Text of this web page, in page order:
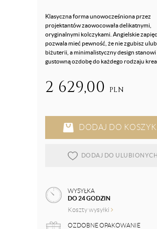
Klasyczna forma unowocześniona przez
projektantów zaowocowała delikatnymi,
oryginalnymi kolczykami. Angielskie
pozwala mieć pewność, że nie zgubisz
biżuterii, a minimalistyczny design stanowi
gustowną ozdobę do każdego rodzaju
2 629,00 PLN
DODAJ DO
DODAJ DO ULUBIONYCH
WYSYŁKA
DO 24 GODZIN
Koszty wysyłki
OZDOBNE OPAKOWANIE